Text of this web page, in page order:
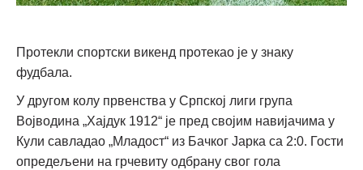
Протекли спортски викенд протекао је у знаку
фудбала.
У другом колу првенства у Српској лиги група
Војводина „Хајдук 1912“ је пред својим навијачима у
Кули савладао „Младост“ из Бачког Јарка са 2:0. Гости
опредељени на грчевиту одбрану свог гола